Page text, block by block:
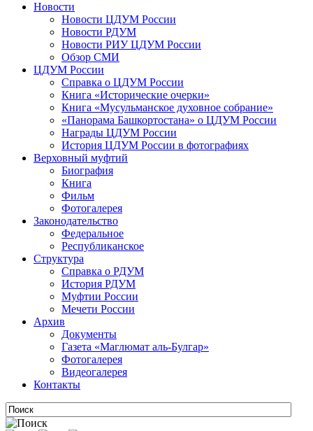
Новости
Новости ЦДУМ России
Новости РДУМ
Новости РИУ ЦДУМ России
Обзор СМИ
ЦДУМ России
Справка о ЦДУМ России
Книга «Исторические очерки»
Книга «Мусульманское духовное собрание»
«Панорама Башкортостана» о ЦДУМ России
Награды ЦДУМ России
История ЦДУМ России в фотографиях
Верховный муфтий
Биография
Книга
Фильм
Фотогалерея
Законодательство
Федеральное
Республиканское
Структура
Справка о РДУМ
История РДУМ
Муфтии России
Мечети России
Архив
Документы
Газета «Маглюмат аль-Булгар»
Фотогалерея
Видеогалерея
Контакты